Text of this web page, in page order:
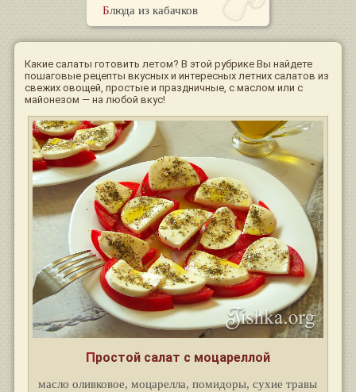
Блюда из кабачков
Какие салаты готовить летом? В этой рубрике Вы найдете
пошаговые рецепты вкусных и интересных летних салатов из
свежих овощей, простые и праздничные, с маслом или с
майонезом — на любой вкус!
Простой салат с моцареллой
масло оливковое, моцарелла, помидоры, сухие травы